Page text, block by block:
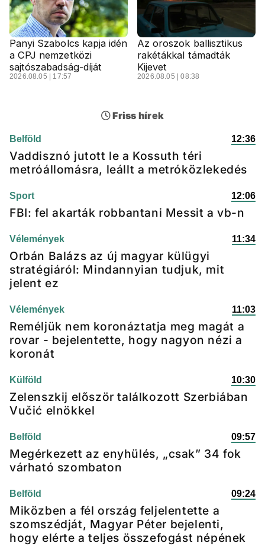
Panyi Szabolcs kapja idén
a CPJ nemzetközi
sajtószabadság-díját
2026.08.05 | 17:57
Az oroszok ballisztikus
rakétákkal támadták
Kijevet
2026.08.05 | 08:38
Friss hírek
Belföld 12:36
Vaddisznó jutott le a Kossuth téri
metróállomásra, leállt a metróközlekedés
Sport 12:06
FBI: fel akarták robbantani Messit a vb-n
Vélemények 11:34
Orbán Balázs az új magyar külügyi
stratégiáról: Mindannyian tudjuk, mit
jelent ez
Vélemények 11:03
Reméljük nem koronáztatja meg magát a
rovar - bejelentette, hogy nagyon nézi a
koronát
Külföld 10:30
Zelenszkij először találkozott Szerbiában
Vučić elnökkel
Belföld 09:57
Megérkezett az enyhülés, „csak” 34 fok
várható szombaton
Belföld 09:24
Miközben a fél ország feljelentette a
szomszédját, Magyar Péter bejelenti,
hogy elérte a teljes összefogást népének